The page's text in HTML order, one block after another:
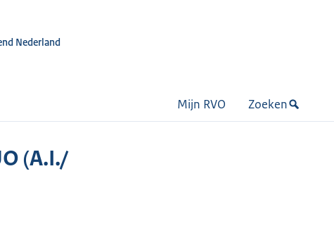
Nederland
Mijn RVO Zoeken
(A.I./